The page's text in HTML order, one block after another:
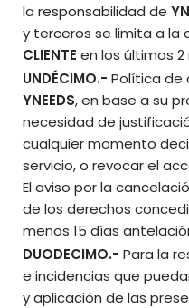
la responsabilidad de
y terceros se limita a la
CLIENTE en los últimos 2
UNDÉCIMO.- Política de
YNEEDS, en base a su
necesidad de
cualquier momento
servicio, o revocar el
El aviso por la
de los derechos
menos 15 días
DUODECIMO.- Para la
e incidencias que
y aplicación de las